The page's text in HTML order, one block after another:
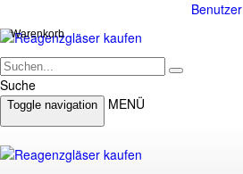
Suche
Warenkorb
Toggle navigation MENÜ